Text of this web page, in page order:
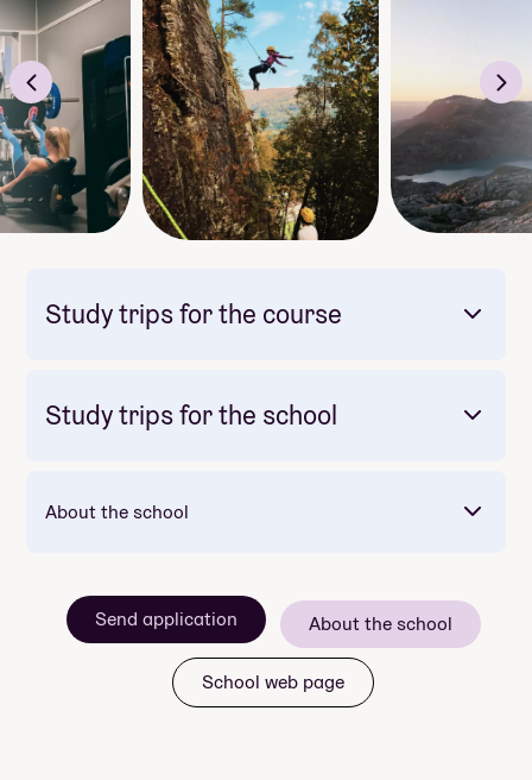
Study trips for the course
Mandatory: Yes
Price: Included in course price
Anton, Innsbruck Engelberg
Cortina
Bovec i Slovenia
god stemning
Study trips for the school
Mandatory: Yes
About the school
Send application About the school
School web page